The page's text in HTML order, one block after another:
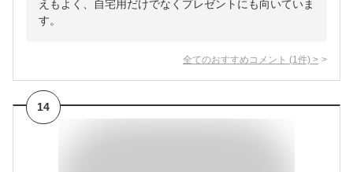
えもよく、自宅用だけでなくプレゼントにも向いていま
す。
全てのおすすめコメント (1 件) >
14